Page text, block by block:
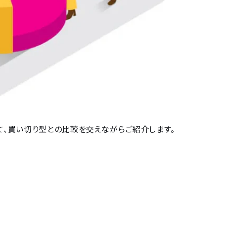
、買い切り型との比較を交えながらご紹介します。